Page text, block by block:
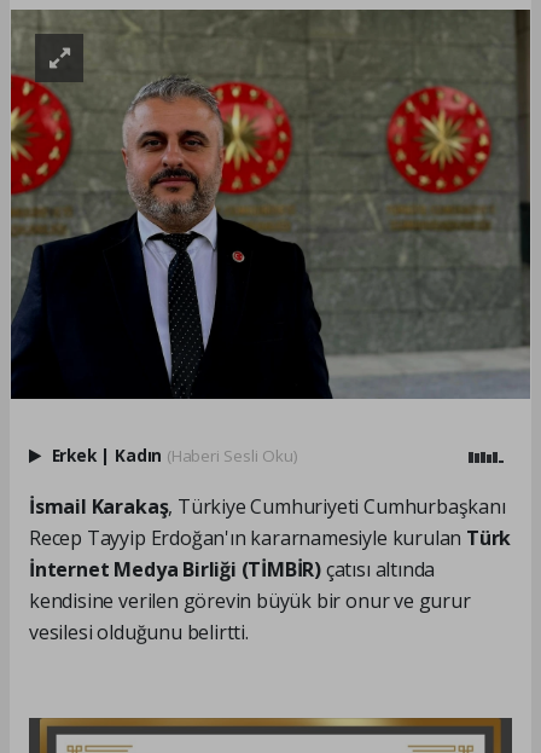
Erkek | Kadın (Haberi Sesli Oku)
İsmail Karakaş, Türkiye Cumhuriyeti Cumhurbaşkanı
Recep Tayyip Erdoğan'ın kararnamesiyle kurulan Türk
İnternet Medya Birliği (TİMBİR)çatısı altında
kendisine verilen görevin büyük bir onur ve gurur
vesilesi olduğunu belirtti.